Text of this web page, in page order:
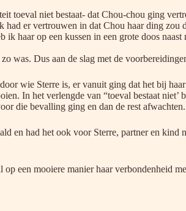
toeval niet bestaat- dat Chou-chou ging
er vertrouwen in dat Chou haar ding
haar op een kussen in een grote doos
was. Dus aan de slag met de
wie Sterre is, er vanuit ging dat het bij
In het verlengde van “toeval bestaat
die bevalling ging en dan de rest afwachten.
en had het ook voor Sterre, partner en
een mooiere manier haar verbondenheid